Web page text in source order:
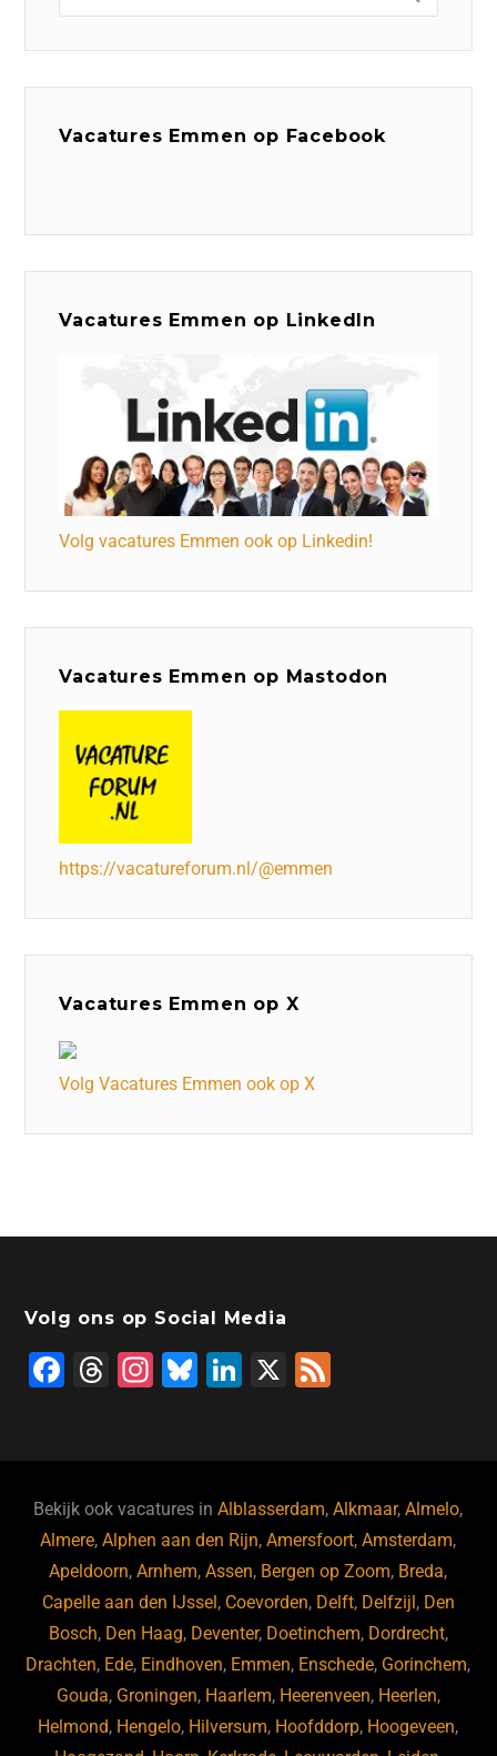
Vacatures Emmen op Facebook
Vacatures Emmen op LinkedIn
Volg vacatures Emmen ook op Linkedin!
Vacatures Emmen op Mastodon
https://vacatureforum.nl/@emmen
Vacatures Emmen op X
Volg Vacatures Emmen ook op X
Volg ons op Social Media
F
b
o
o
k
T
d
s
In
a
m
Bl
ky
Li
dI
n
X
Bekijk ook vacatures inAlblasserdam,Alkmaar,Almelo,
Almere,Alphen aan den Rijn,Amersfoort,Amsterdam,
Apeldoorn,Arnhem,Assen, Bergen op Zoom, Breda,
Capelle aan den IJssel, Coevorden, Delft, Delfzijl, Den
Bosch, Den Haag, Deventer, Doetinchem, Dordrecht,
Drachten, Ede, Eindhoven, Emmen, Enschede, Gorinchem,
Gouda, Groningen, Haarlem, Heerenveen, Heerlen,
Helmond, Hengelo, Hilversum, Hoofddorp, Hoogeveen,